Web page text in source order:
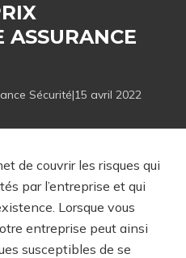
ASSURANCE
Sécurité|15 avril 2022
de couvrir les risques qui
par l’entreprise et qui
Lorsque vous
entreprise peut ainsi
susceptibles de se